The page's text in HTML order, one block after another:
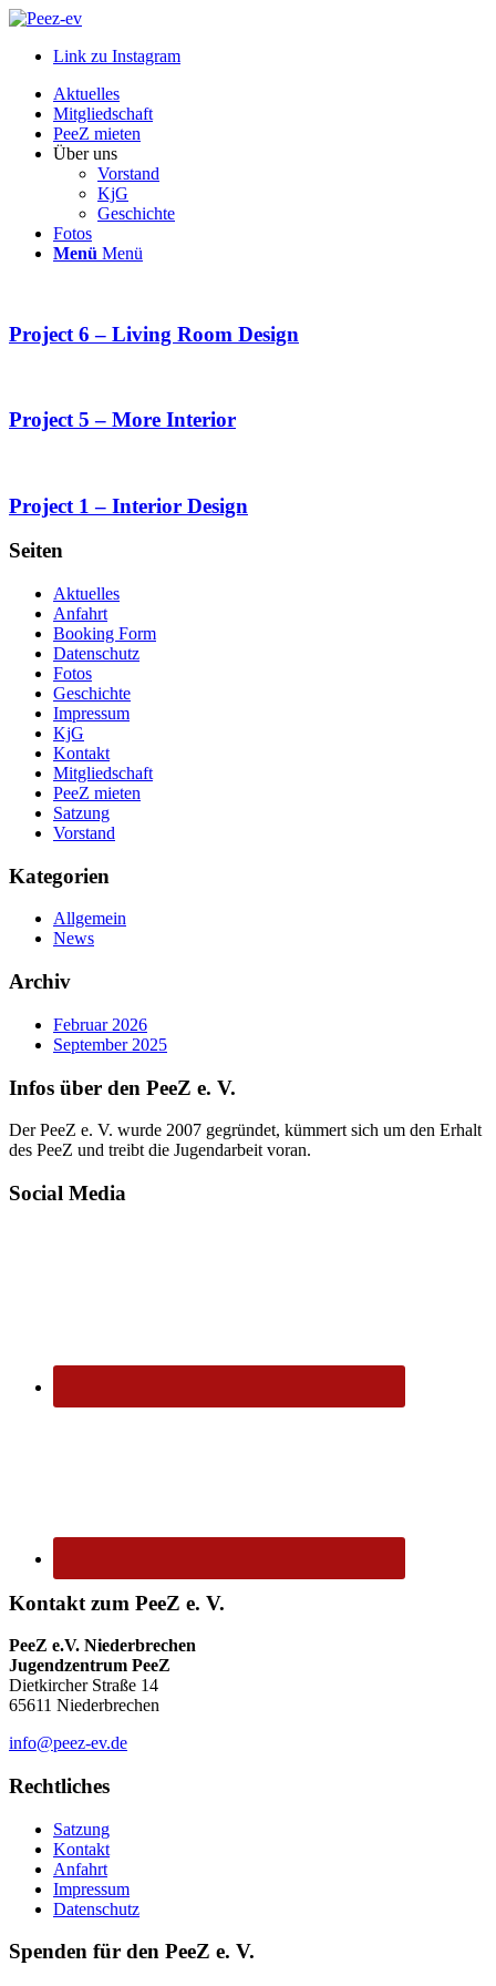
Link zu Instagram
Aktuelles
Mitgliedschaft
PeeZ mieten
Über uns
Vorstand
KjG
Geschichte
Fotos
Menü Menü
Project 6 – Living Room Design
Project 5 – More Interior
Project 1 – Interior Design
Seiten
Aktuelles
Anfahrt
Booking Form
Datenschutz
Fotos
Geschichte
Impressum
KjG
Kontakt
Mitgliedschaft
PeeZ mieten
Satzung
Vorstand
Kategorien
Allgemein
News
Archiv
Februar 2026
September 2025
Infos über den PeeZ e. V.
Der PeeZ e. V. wurde 2007 gegründet, kümmert sich um den Erhalt
des PeeZ und treibt die Jugendarbeit voran.
Social Media
Kontakt zum PeeZ e. V.
PeeZ e.V. Niederbrechen
Jugendzentrum PeeZ
Dietkircher Straße 14
65611 Niederbrechen
info@peez-ev.de
Rechtliches
Satzung
Kontakt
Anfahrt
Impressum
Datenschutz
Spenden für den PeeZ e. V.